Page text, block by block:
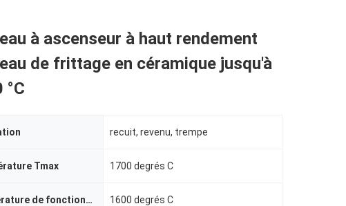
à ascenseur à haut rendement
de frittage en céramique jusqu'à
°C
recuit, revenu, trempe
Tmax 1700 degrés C
température de fonctionnement 1600 degrés C